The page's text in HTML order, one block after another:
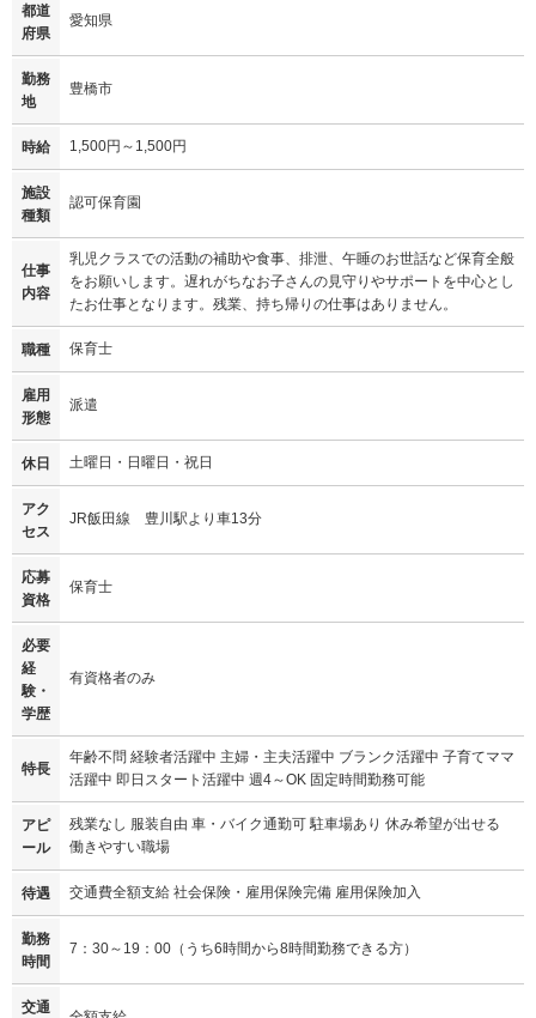
都道
府県
愛知県
勤務
地
豊橋市
時給 1,500円～1,500円
施設
種類
認可保育園
仕事
内容
乳児クラスでの活動の補助や食事、排泄、午睡のお世話など保育全般
をお願いします。遅れがちなお子さんの見守りやサポートを中心とし
たお仕事となります。残業、持ち帰りの仕事はありません。
職種 保育士
雇用
形態
派遣
休日 土曜日・日曜日・祝日
アク
セス
JR飯田線 豊川駅より車13分
応募
資格
保育士
必要
経
験・
学歴
有資格者のみ
特長
年齢不問 経験者活躍中 主婦・主夫活躍中 ブランク活躍中 子育てママ
活躍中 即日スタート活躍中 週4～OK 固定時間勤務可能
アピ
ール
残業なし 服装自由 車・バイク通勤可 駐車場あり 休み希望が出せる
働きやすい職場
待遇 交通費全額支給 社会保険・雇用保険完備 雇用保険加入
勤務
時間
7：30～19：00（うち6時間から8時間勤務できる方）
交通